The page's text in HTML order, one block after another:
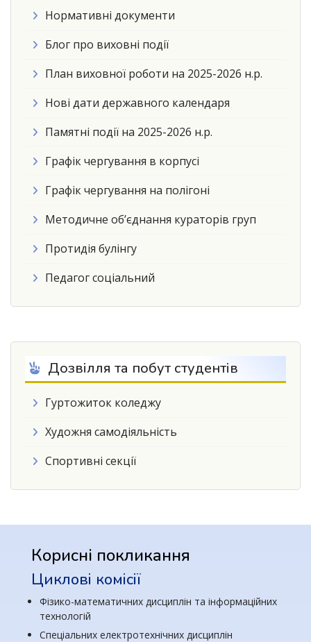
Нормативні документи
Блог про виховні події
План виховної роботи на 2025-2026 н.р.
Нові дати державного календаря
Памятні події на 2025-2026 н.р.
Графік чергування в корпусі
Графік чергування на полігоні
Методичне об’єднання кураторів груп
Протидія булінгу
Педагог соціальний
Дозвілля та побут студентів
Гуртожиток коледжу
Художня самодіяльність
Спортивні секції
Корисні покликання
Циклові комісії
Фізико-математичних дисциплін та інформаційних
технологій
Спеціальних електротехнічних дисциплін